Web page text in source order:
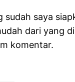
sudah saya
dari yang
komentar.